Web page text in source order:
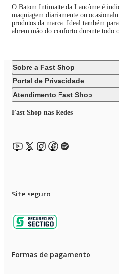
O Batom Intimatte da Lancôme é
maquiagem diariamente ou
produtos da marca. Ideal também
abrem mão do conforto durante todo
Sobre a Fast Shop
Portal de Privacidade
Atendimento Fast Shop
Fast Shop nas Redes
Site seguro
Formas de pagamento